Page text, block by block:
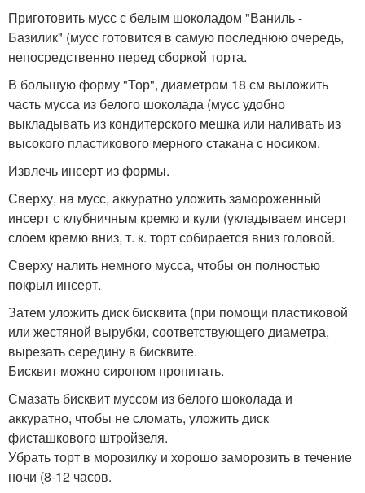
Приготовить мусс с белым шоколадом "Ваниль -
Базилик" (мусс готовится в самую последнюю очередь,
непосредственно перед сборкой торта.
В большую форму "Тор", диаметром 18 см выложить
часть мусса из белого шоколада (мусс удобно
выкладывать из кондитерского мешка или наливать из
высокого пластикового мерного стакана с носиком.
Извлечь инсерт из формы.
Сверху, на мусс, аккуратно уложить замороженный
инсерт с клубничным кремю и кули (укладываем инсерт
слоем кремю вниз, т. к. торт собирается вниз головой.
Сверху налить немного мусса, чтобы он полностью
покрыл инсерт.
Затем уложить диск бисквита (при помощи пластиковой
или жестяной вырубки, соответствующего диаметра,
вырезать середину в бисквите.
Бисквит можно сиропом пропитать.
Смазать бисквит муссом из белого шоколада и
аккуратно, чтобы не сломать, уложить диск
фисташкового штройзеля.
Убрать торт в морозилку и хорошо заморозить в течение
ночи (8-12 часов.